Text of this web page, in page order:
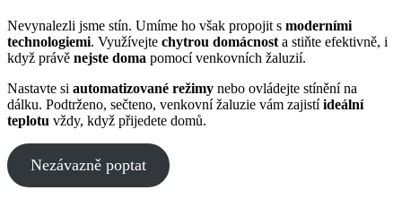
Nevynalezli jsme stín. Umíme ho však propojit s moderními
technologiemi. Využívejte chytrou domácnost a stiňte efektivně, i
když právě nejste doma pomocí venkovních žaluzií.
Nastavte si automatizované režimy nebo ovládejte stínění na
dálku. Podtrženo, sečteno, venkovní žaluzie vám zajistíideální
teplotu vždy, když přijedete domů.
Nezávazně poptat